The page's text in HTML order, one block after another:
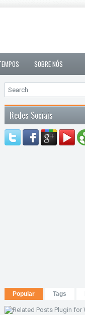
SOBRE NÓS
Redes Sociais
Popular Tags